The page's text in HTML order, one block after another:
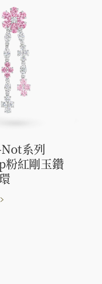
系列
紅剛玉鑽